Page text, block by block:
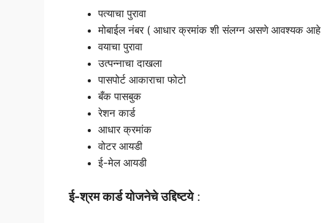
पत्याचा पुरावा
मोबाईल नंबर ( आधार क्रमांक शी संलग्न असणे आवश्यक
वयाचा पुरावा
उत्पन्नाचा दाखला
पासपोर्ट आकाराचा फोटो
बँक पासबुक
रेशन कार्ड
आधार क्रमांक
वोटर आयडी
ई-मेल आयडी
ई-श्रम कार्ड योजनेचे उद्दिष्टये: